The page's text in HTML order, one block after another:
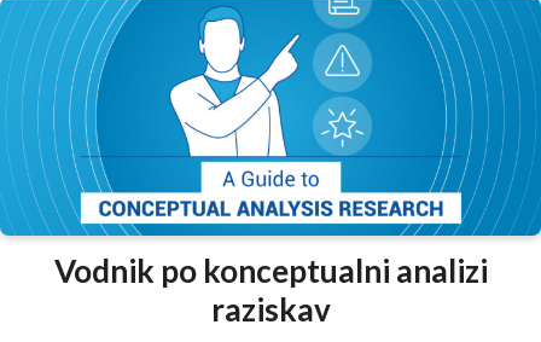
Vodnik po konceptualni analizi
raziskav